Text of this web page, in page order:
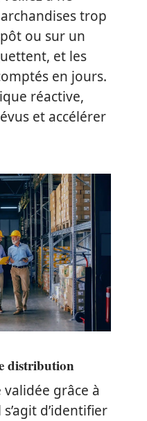
trop
ou sur un
et les
en jours.
réactive,
et accélérer
distribution
grâce à
d’identifier